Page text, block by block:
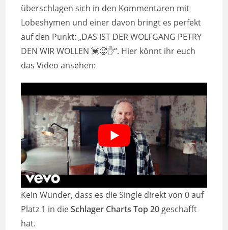
überschlagen sich in den Kommentaren mit
Lobeshymen und einer davon bringt es perfekt
auf den Punkt: „DAS IST DER WOLFGANG PETRY
DEN WIR WOLLEN 💓🥵✋“. Hier könnt ihr euch
das Video ansehen:
Kein Wunder, dass es die Single direkt von 0 auf
Platz 1 in dieSchlager Charts Top 20 geschafft
hat.